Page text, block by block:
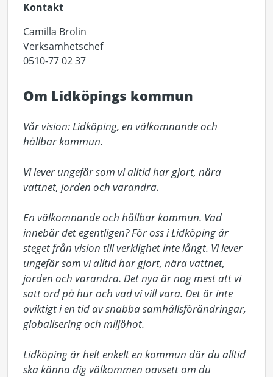
Kontakt
Camilla Brolin
Verksamhetschef
0510-77 02 37
Om Lidköpings kommun
Vår vision: Lidköping, en välkomnande och
hållbar kommun.
Vi lever ungefär som vi alltid har gjort, nära
vattnet, jorden och varandra.
En välkomnande och hållbar kommun. Vad
innebär det egentligen? För oss i Lidköping är
steget från vision till verklighet inte långt. Vi lever
ungefär som vi alltid har gjort, nära vattnet,
jorden och varandra. Det nya är nog mest att vi
satt ord på hur och vad vi vill vara. Det är inte
oviktigt i en tid av snabba samhällsförändringar,
globalisering och miljöhot.
Lidköping är helt enkelt en kommun där du alltid
ska känna dig välkommen oavsett om du